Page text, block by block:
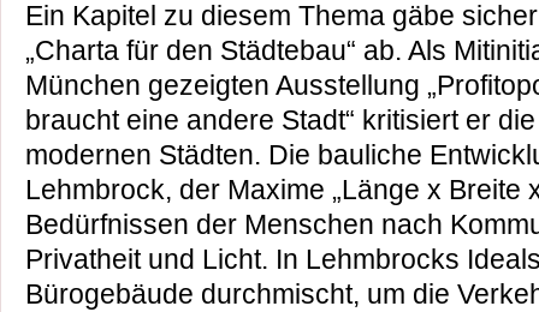
Ein Kapitel zu diesem Thema gäbe
„Charta für den Städtebau“ ab. Als
München gezeigten Ausstellung
braucht eine andere Stadt“ kritisiert er
modernen Städten. Die bauliche
Lehmbrock, der Maxime „Länge x Breite
Bedürfnissen der Menschen nach
Privatheit und Licht. In Lehmbrocks
Bürogebäude durchmischt, um die